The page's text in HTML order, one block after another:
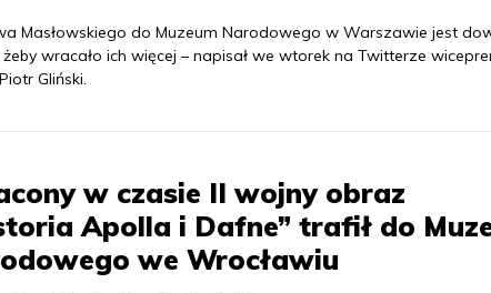
Masłowskiego do Muzeum Narodowego w Warszawie jest
wracało ich więcej – napisał we wtorek na Twitterze
Gliński.
w czasie II wojny obraz
Apolla i Dafne” trafił do
we Wrocławiu